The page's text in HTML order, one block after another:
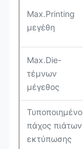
Max.Printing
μεγέθη
Max.Die-
τέμνων
μέγεθος
Τυποποιημένο
πάχος πιάτων
εκτύπωσης